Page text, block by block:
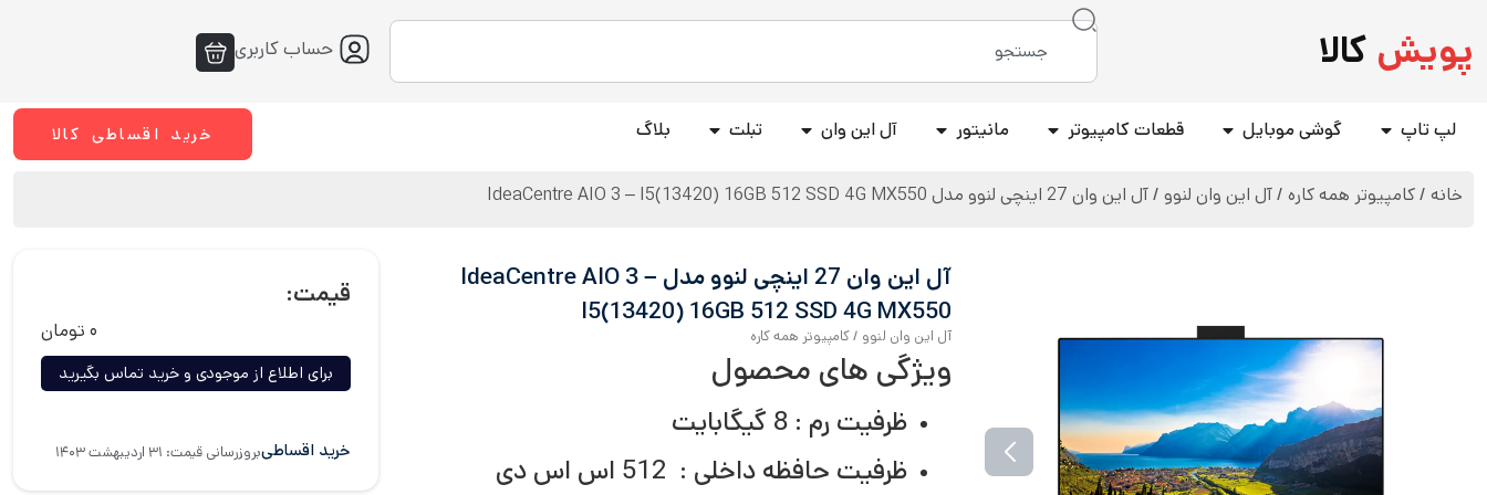
پویش کالا حساب کاربری
لپ تاپ گوشی موبایل قطعات کامپیوتر مانیتور آل این وان تبلت بلاگ خرید اقساطی کالا
خانه /کامپيوتر همه کاره /آل این وان لنوو / آل این وان 27 اینچی لنوو مدل IdeaCentre AIO 3 – I5(13420) 16GB 512 SSD 4G MX550
آل این وان 27 اینچی لنوو مدل IdeaCentre AIO 3 –
I5(13420) 16GB 512 SSD 4G MX550
آل این وان لنوو /کامپيوتر همه کاره
ویژگی های محصول
ظرفیت رم : 8 گیگابایت
ظرفیت حافظه داخلی : 512 اس اس دی
قیمت:
۰ تومان
برای اطلاع از موجودی و خرید تماس بگیرید
خرید اقساطیبروزرسانی قیمت: ۳۱ اردیبهشت ۱۴۰۳